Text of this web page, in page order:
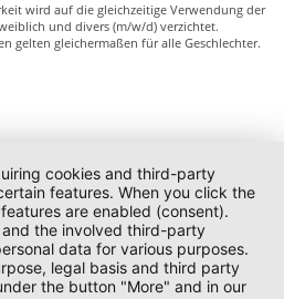
wird auf die gleichzeitige Verwendung der
und divers (m/w/d) verzichtet.
gelten gleichermaßen für alle Geschlechter.
cookies and third-party
features. When you click the
are enabled (consent).
the involved third-party
data for various purposes.
legal basis and third party
the button "More" and in our